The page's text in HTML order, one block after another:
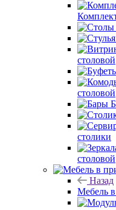
столовой
столовой
столики
столовой
Назад
Мебель